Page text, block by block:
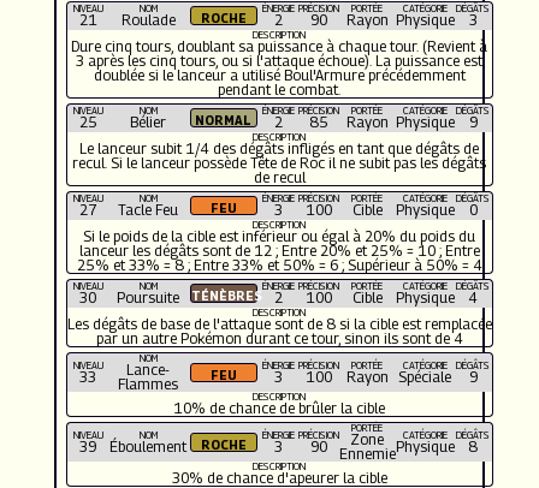
NIVEAU
21
NOM
Roulade
ÉNERGIE
2
PRÉCISION
90
PORTÉE
Rayon
CATÉGORIE
Physique
DÉGÂTS
3
DESCRIPTION
Dure cinq tours, doublant sa puissance à chaque tour. (Revient à
3 après les cinq tours, ou si l'attaque échoue). La puissance est
doublée si le lanceur a utilisé Boul'Armure précédemment
pendant le combat.
NIVEAU
25
NOM
Bélier
ÉNERGIE
2
PRÉCISION
85
PORTÉE
Rayon
CATÉGORIE
Physique
DÉGÂTS
9
DESCRIPTION
Le lanceur subit 1/4 des dégâts infligés en tant que dégâts de
recul. Si le lanceur possède Tête de Roc il ne subit pas les dégâts
de recul
NIVEAU
27
NOM
Tacle Feu
ÉNERGIE
3
PRÉCISION
100
PORTÉE
Cible
CATÉGORIE
Physique
DÉGÂTS
0
DESCRIPTION
Si le poids de la cible est inférieur ou égal à 20% du poids du
lanceur les dégâts sont de 12 ; Entre 20% et 25% = 10 ; Entre
25% et 33% = 8 ; Entre 33% et 50% = 6 ; Supérieur à 50% = 4
NIVEAU
30
NOM
Poursuite
ÉNERGIE
2
PRÉCISION
100
PORTÉE
Cible
CATÉGORIE
Physique
DÉGÂTS
4
DESCRIPTION
Les dégâts de base de l'attaque sont de 8 si la cible est remplacée
par un autre Pokémon durant ce tour, sinon ils sont de 4
NIVEAU
33
NOM
Lance-
Flammes
ÉNERGIE
3
PRÉCISION
100
PORTÉE
Rayon
CATÉGORIE
Spéciale
DÉGÂTS
9
DESCRIPTION
10% de chance de brûler la cible
NIVEAU
39
NOM
Éboulement
ÉNERGIE
3
PRÉCISION
90
PORTÉE
Zone
Ennemie
CATÉGORIE
Physique
DÉGÂTS
8
DESCRIPTION
30% de chance d'apeurer la cible